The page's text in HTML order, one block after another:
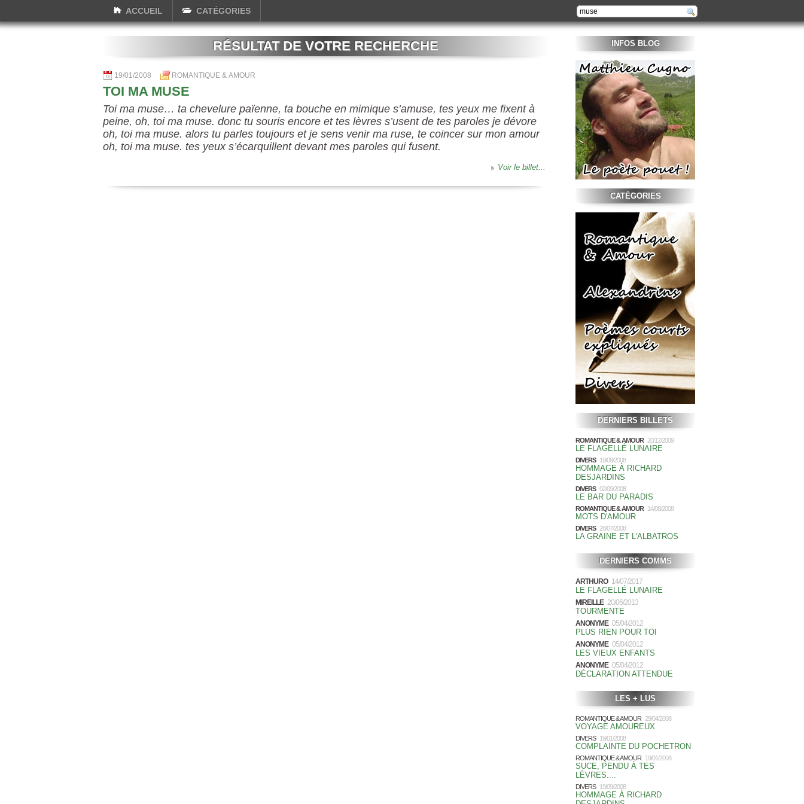
ACCUEIL CATÉGORIES
RÉSULTAT DE VOTRE RECHERCHE
19/01/2008 ROMANTIQUE & AMOUR
TOI MA MUSE
Toi ma muse… ta chevelure païenne, ta bouche en mimique s’amuse, tes yeux me fixent à
peine, oh, toi ma muse. donc tu souris encore et tes lèvres s’usent de tes paroles je dévore
oh, toi ma muse. alors tu parles toujours et je sens venir ma ruse, te coincer sur mon amour
oh, toi ma muse. tes yeux s’écarquillent devant mes paroles qui fusent.
Voir le billet...
INFOS BLOG
CATÉGORIES
DERNIERS BILLETS
ROMANTIQUE & AMOUR20/12/2009
LE FLAGELLÉ LUNAIRE
DIVERS19/09/2008
HOMMAGE À RICHARD
DESJARDINS
DIVERS02/09/2008
LE BAR DU PARADIS
ROMANTIQUE & AMOUR14/08/2008
MOTS D'AMOUR
DIVERS28/07/2008
LA GRAINE ET L'ALBATROS
DERNIERS COMMS
ARTHURO 14/07/2017
LE FLAGELLÉ LUNAIRE
MIREILLE 20/06/2013
TOURMENTE
ANONYME 05/04/2012
PLUS RIEN POUR TOI
ANONYME 05/04/2012
LES VIEUX ENFANTS
ANONYME 05/04/2012
DÉCLARATION ATTENDUE
LES + LUS
ROMANTIQUE & AMOUR 29/04/2008
VOYAGE AMOUREUX
DIVERS19/01/2008
COMPLAINTE DU POCHETRON
ROMANTIQUE & AMOUR 19/01/2008
SUCE, PENDU À TES
LÈVRES....
DIVERS19/09/2008
HOMMAGE À RICHARD